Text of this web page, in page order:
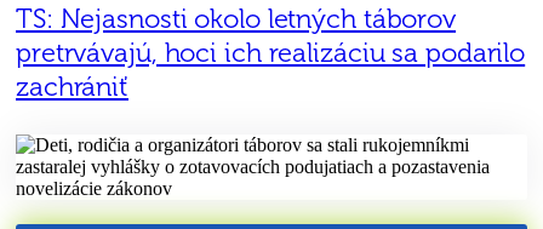
TS: Nejasnosti okolo letných táborov
pretrvávajú, hoci ich realizáciu sa podarilo
zachrániť